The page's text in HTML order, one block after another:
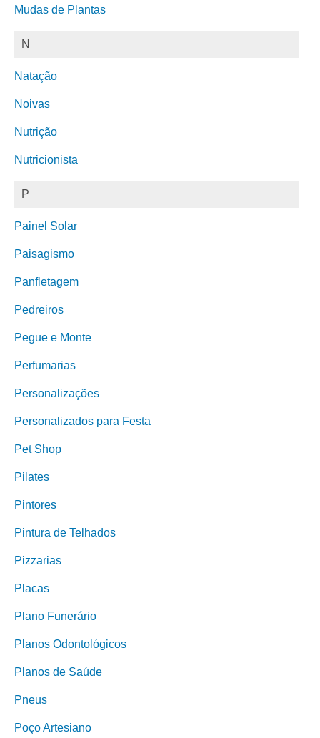
Mudas de Plantas
N
Natação
Noivas
Nutrição
Nutricionista
P
Painel Solar
Paisagismo
Panfletagem
Pedreiros
Pegue e Monte
Perfumarias
Personalizações
Personalizados para Festa
Pet Shop
Pilates
Pintores
Pintura de Telhados
Pizzarias
Placas
Plano Funerário
Planos Odontológicos
Planos de Saúde
Pneus
Poço Artesiano